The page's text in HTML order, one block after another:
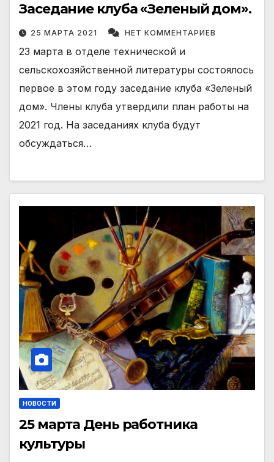
Заседание клуба «Зеленый дом».
25 МАРТА 2021 НЕТ КОММЕНТАРИЕВ
23 марта в отделе технической и
сельскохозяйственной литературы состоялось
первое в этом году заседание клуба «Зеленый
дом». Члены клуба утвердили план работы на
2021 год. На заседаниях клуба будут
обсуждаться…
НОВОСТИ
25 марта День работника
культуры